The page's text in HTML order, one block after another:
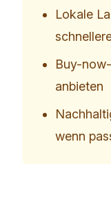
Lokale
Buy-
anbieten
wenn